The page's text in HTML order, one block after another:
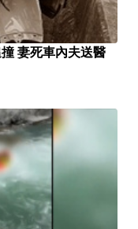
妻死車內夫送醫